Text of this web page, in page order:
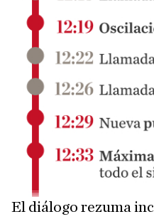
El diálogo rezuma